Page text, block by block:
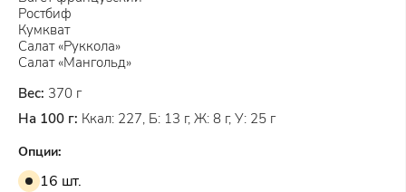
Ростбиф
Кумкват
Салат «Руккола»
Салат «Мангольд»
Вес: 370 г
На 100 г: Ккал: 227, Б: 13 г, Ж: 8 г, У: 25 г
Опции:
16 шт.